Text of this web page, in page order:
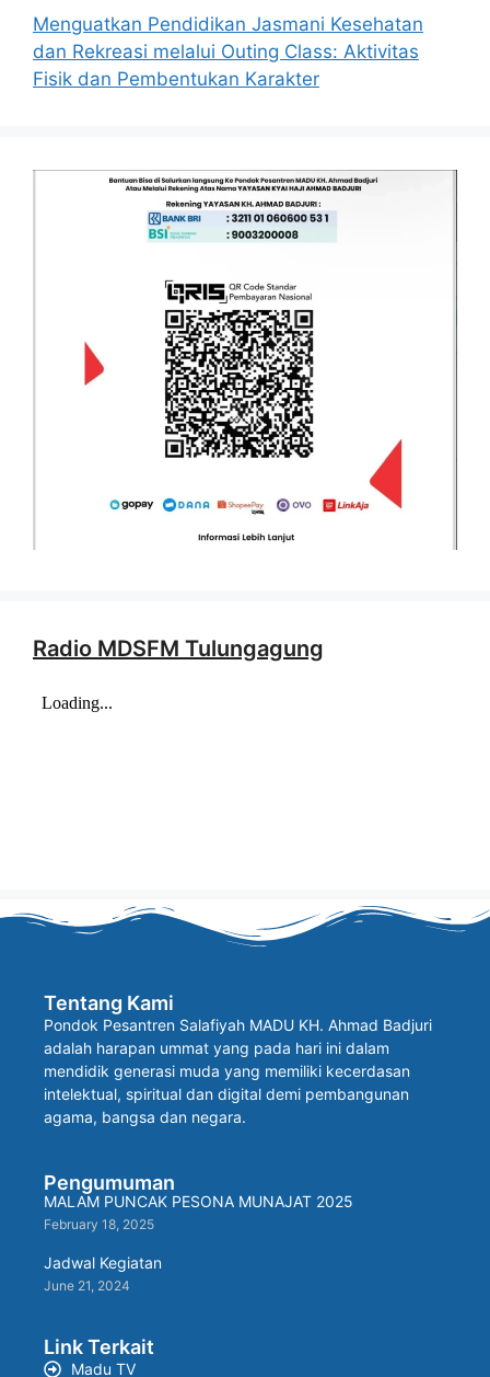
Menguatkan Pendidikan Jasmani Kesehatan
dan Rekreasi melalui Outing Class: Aktivitas
Fisik dan Pembentukan Karakter
Radio MDSFM Tulungagung
Tentang Kami
Pondok Pesantren Salafiyah MADU KH. Ahmad Badjuri
adalah harapan ummat yang pada hari ini dalam
mendidik generasi muda yang memiliki kecerdasan
intelektual, spiritual dan digital demi pembangunan
agama, bangsa dan negara.
Pengumuman
MALAM PUNCAK PESONA MUNAJAT 2025
February 18, 2025
Jadwal Kegiatan
June 21, 2024
Link Terkait
Madu TV